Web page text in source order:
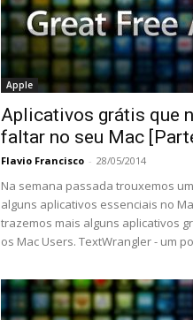
Apple
Aplicativos grátis que
faltar no seu Mac
Flavio Francisco - 28/05/2014
Na semana passada trouxemos
alguns aplicativos essenciais no
trazemos mais alguns aplicativos
os Mac Users. TextWrangler - um